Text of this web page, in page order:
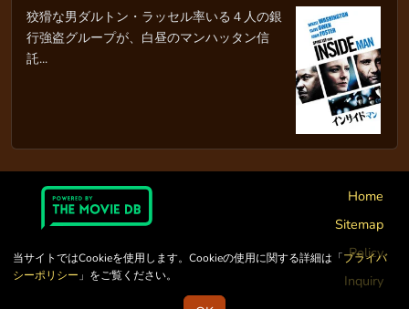
当サイトではCookieを使用します。Cookieの使用に関する詳細は「プライバ
シーポリシー 」をご覧ください。
狡猾な男ダルトン・ラッセル率いる４人の銀
行強盗グループが、白昼のマンハッタン信
託...
Home
Sitemap
Policy
Inquiry